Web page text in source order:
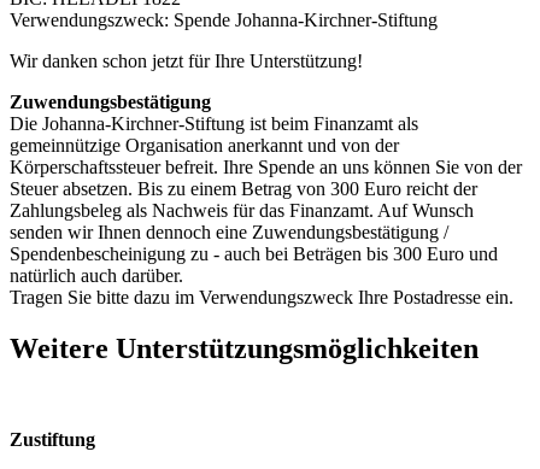
Verwendungszweck: Spende Johanna-Kirchner-Stiftung
Wir danken schon jetzt für Ihre Unterstützung!
Zuwendungsbestätigung
Die Johanna-Kirchner-Stiftung ist beim Finanzamt als
gemeinnützige Organisation anerkannt und von der
Körperschaftssteuer befreit. Ihre Spende an uns können Sie von der
Steuer absetzen. Bis zu einem Betrag von 300 Euro reicht der
Zahlungsbeleg als Nachweis für das Finanzamt. Auf Wunsch
senden wir Ihnen dennoch eine Zuwendungsbestätigung /
Spendenbescheinigung zu - auch bei Beträgen bis 300 Euro und
natürlich auch darüber.
Tragen Sie bitte dazu im Verwendungszweck Ihre Postadresse ein.
Weitere Unterstützungsmöglichkeiten
Zustiftung